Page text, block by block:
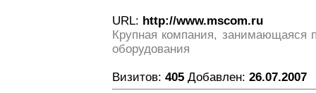
URL: http://www.mscom.ru
Крупная компания, занимающаяся
оборудования
Визитов: 405 Добавлен: 26.07.2007